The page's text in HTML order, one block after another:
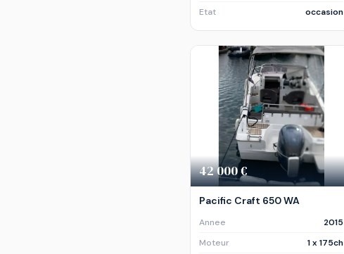
Etat
occasion
42 000 €
Pacific Craft 650 WA
Annee
2015
Moteur
1 x 175ch